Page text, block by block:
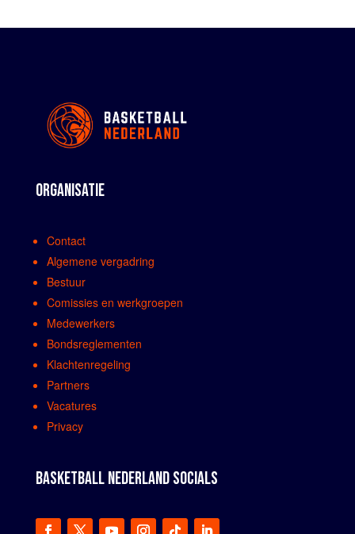
ORGANISATIE
Contact
Algemene vergadring
Bestuur
Comissies en werkgroepen
Medewerkers
Bondsreglementen
Klachtenregeling
Partners
Vacatures
Privacy
BASKETBALL NEDERLAND SOCIALS